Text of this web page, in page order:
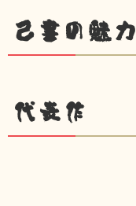
己書の魅力
代表作